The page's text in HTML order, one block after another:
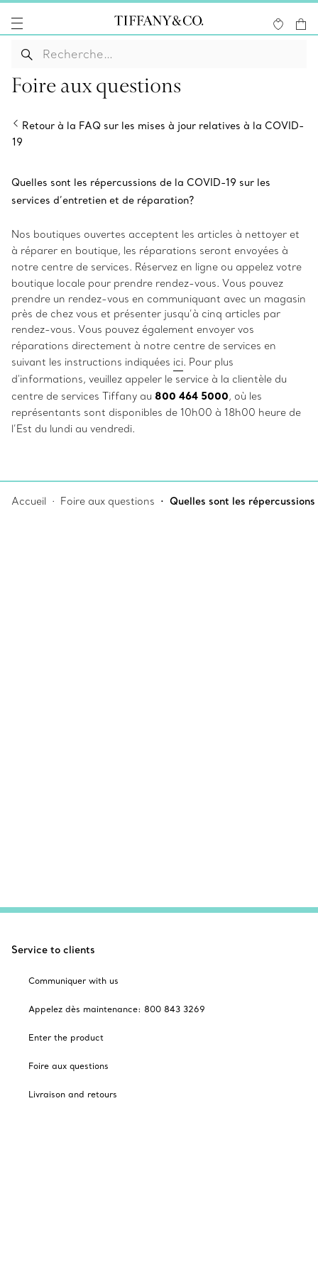
Foire aux questions
Retour à la FAQ sur les mises à jour relatives à la COVID-
19
Quelles sont les répercussions de la COVID-19 sur les
services d’entretien et de réparation?
Nos boutiques ouvertes acceptent les articles à nettoyer et
à réparer en boutique, les réparations seront envoyées à
notre centre de services. Réservez en ligne ou appelez votre
boutique locale pour prendre rendez-vous. Vous pouvez
prendre un rendez-vous en communiquant avec un magasin
près de chez vous et présenter jusqu’à cinq articles par
rendez-vous. Vous pouvez également envoyer vos
réparations directement à notre centre de services en
suivant les instructions indiquées ici. Pour plus
d'informations, veuillez appeler le service à la clientèle du
centre de services Tiffany au 800 464 5000, où les
représentants sont disponibles de 10h00 à 18h00 heure de
l’Est du lundi au vendredi.
Accueil Foire aux questions Quelles sont les
Service to clients
Communiquer with us
Appelez dès maintenance: 800 843 3269
Enter the product
Foire aux questions
Livraison and retours